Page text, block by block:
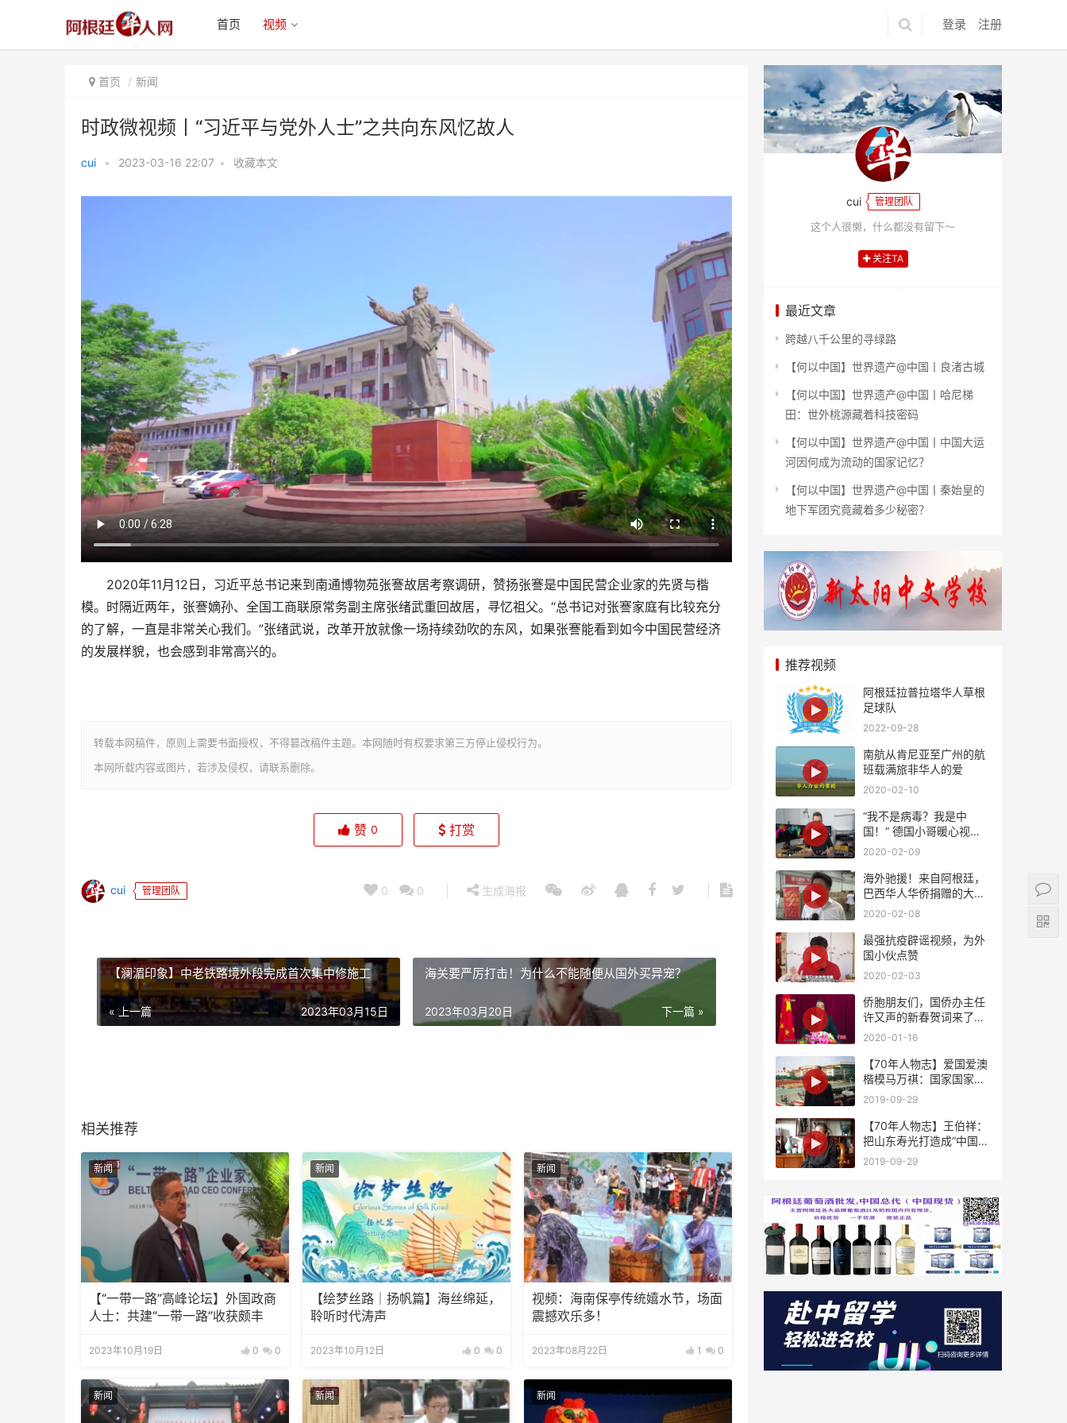
登录 注册
首页 视频
首页 新闻
时政微视频丨“习近平与党外人士”之共向东风忆故人
cui • 2023-03-16 22:07 • 收藏本文
2020年11月12日，习近平总书记来到南通博物苑张謇故居考察调研，赞扬张謇是中国民营企业家的先贤与楷
模。时隔近两年，张謇嫡孙、全国工商联原常务副主席张绪武重回故居，寻忆祖父。“总书记对张謇家庭有比较充分
的了解，一直是非常关心我们。”张绪武说，改革开放就像一场持续劲吹的东风，如果张謇能看到如今中国民营经济
的发展样貌，也会感到非常高兴的。
转载本网稿件，原则上需要书面授权，不得篡改稿件主题。本网随时有权要求第三方停止侵权行为。
本网所载内容或图片，若涉及侵权，请联系删除。
赞 0 打赏
cui 管理团队 0 0 生成海报
【澜湄印象】中老铁路境外段完成首次集中修施工
« 上一篇 2023年03月15日
海关要严厉打击！为什么不能随便从国外买异宠？
下一篇 »
2023年03月20日
相关推荐
新闻
【“一带一路”高峰论坛】外国政商
人士：共建“一带一路”收获颇丰
2023年10月19日 0 0
新闻
【绘梦丝路｜扬帆篇】海丝绵延，
聆听时代涛声
2023年10月12日 0 0
新闻
视频：海南保亭传统嬉水节，场面
震撼欢乐多！
2023年08月22日 1 0
新闻 新闻 新闻
cui 管理团队
这个人很懒，什么都没有留下～
关注TA
最近文章
跨越八千公里的寻绿路
【何以中国】世界遗产@中国丨良渚古城
【何以中国】世界遗产@中国丨哈尼梯
田：世外桃源藏着科技密码
【何以中国】世界遗产@中国丨中国大运
河因何成为流动的国家记忆？
【何以中国】世界遗产@中国丨秦始皇的
地下军团究竟藏着多少秘密？
推荐视频
阿根廷拉普拉塔华人草根
足球队
2022-09-28
南航从肯尼亚至广州的航
班载满旅非华人的爱
2020-02-10
“我不是病毒？我是中
国！” 德国小哥暖心视频
支持中国！
2020-02-09
海外驰援！来自阿根廷，
巴西华人华侨捐赠的大批
量紧缺医疗物资将陆续抵
2020-02-08
最强抗疫辟谣视频，为外
国小伙点赞
2020-02-03
侨胞朋友们，国侨办主任
许又声的新春贺词来了，
请查收！
2020-01-16
【70年人物志】爱国爱澳
楷模马万祺：国家国家，
祖国是国澳门是家
2019-09-29
【70年人物志】王伯祥：
把山东寿光打造成“中国蔬
菜之乡”
2019-09-29